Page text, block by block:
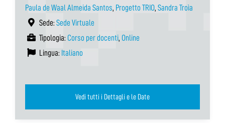
Paula de Waal Almeida Santos, Progetto TRIO, Sandra Troìa
Sede: Sede Virtuale
Tipologia: Corso per docenti, Online
Lingua: Italiano
Vedi tutti i Dettagli e le Date